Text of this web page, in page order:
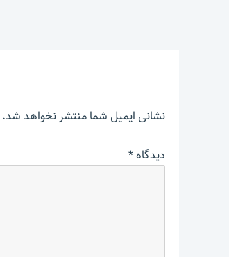
نشانی ایمیل شما منتشر نخواهد شد.
دیدگاه*